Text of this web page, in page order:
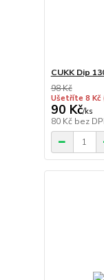
CUKK Dip
98 Kč
Ušetříte 8 Kč
90 Kč/ks
80 Kč bez